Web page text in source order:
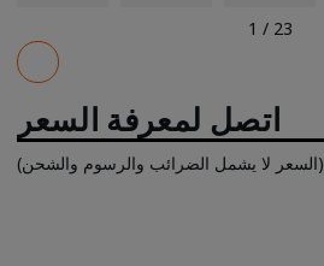
1 / 23
اتصل لمعرفة السعر
(السعر لا يشمل الضرائب والرسوم والشحن)